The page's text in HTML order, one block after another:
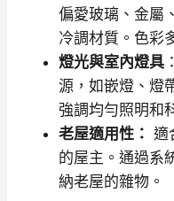
偏愛玻璃、金屬
冷調材質。色彩
燈光與室內燈具
源，如嵌燈、燈
強調均勻照明和
老屋適用性： 適
的屋主。通過系
納老屋的雜物。